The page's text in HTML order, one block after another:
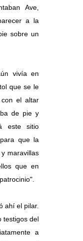
Ave,
a la
sobre un
vivía en
que se le
el altar
de pie y
este sitio
que la
maravillas
que en
ahí el pilar.
testigos del
a